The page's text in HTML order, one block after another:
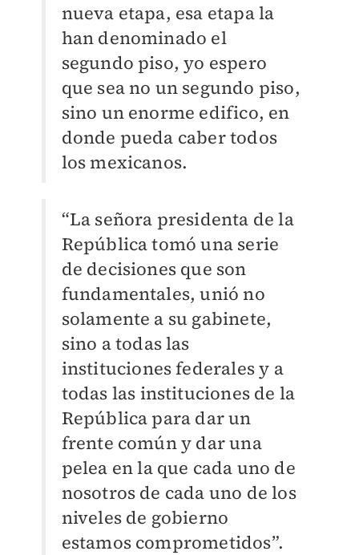
nueva etapa, esa etapa la
han denominado el
segundo piso, yo espero
que sea no un segundo piso,
sino un enorme edifico, en
donde pueda caber todos
los mexicanos.
“La señora presidenta de la
República tomó una serie
de decisiones que son
fundamentales, unió no
solamente a su gabinete,
sino a todas las
instituciones federales y a
todas las instituciones de la
República para dar un
frente común y dar una
pelea en la que cada uno de
nosotros de cada uno de los
niveles de gobierno
estamos comprometidos”.